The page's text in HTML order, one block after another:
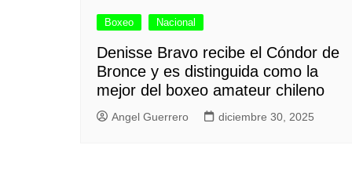
Boxeo Nacional
Denisse Bravo recibe el Cóndor de
Bronce y es distinguida como la
mejor del boxeo amateur chileno
Angel Guerrero diciembre 30, 2025